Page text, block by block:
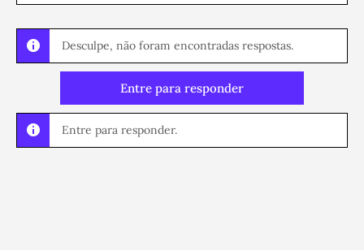
Desculpe, não foram encontradas respostas.
Entre para responder
Entre para responder.